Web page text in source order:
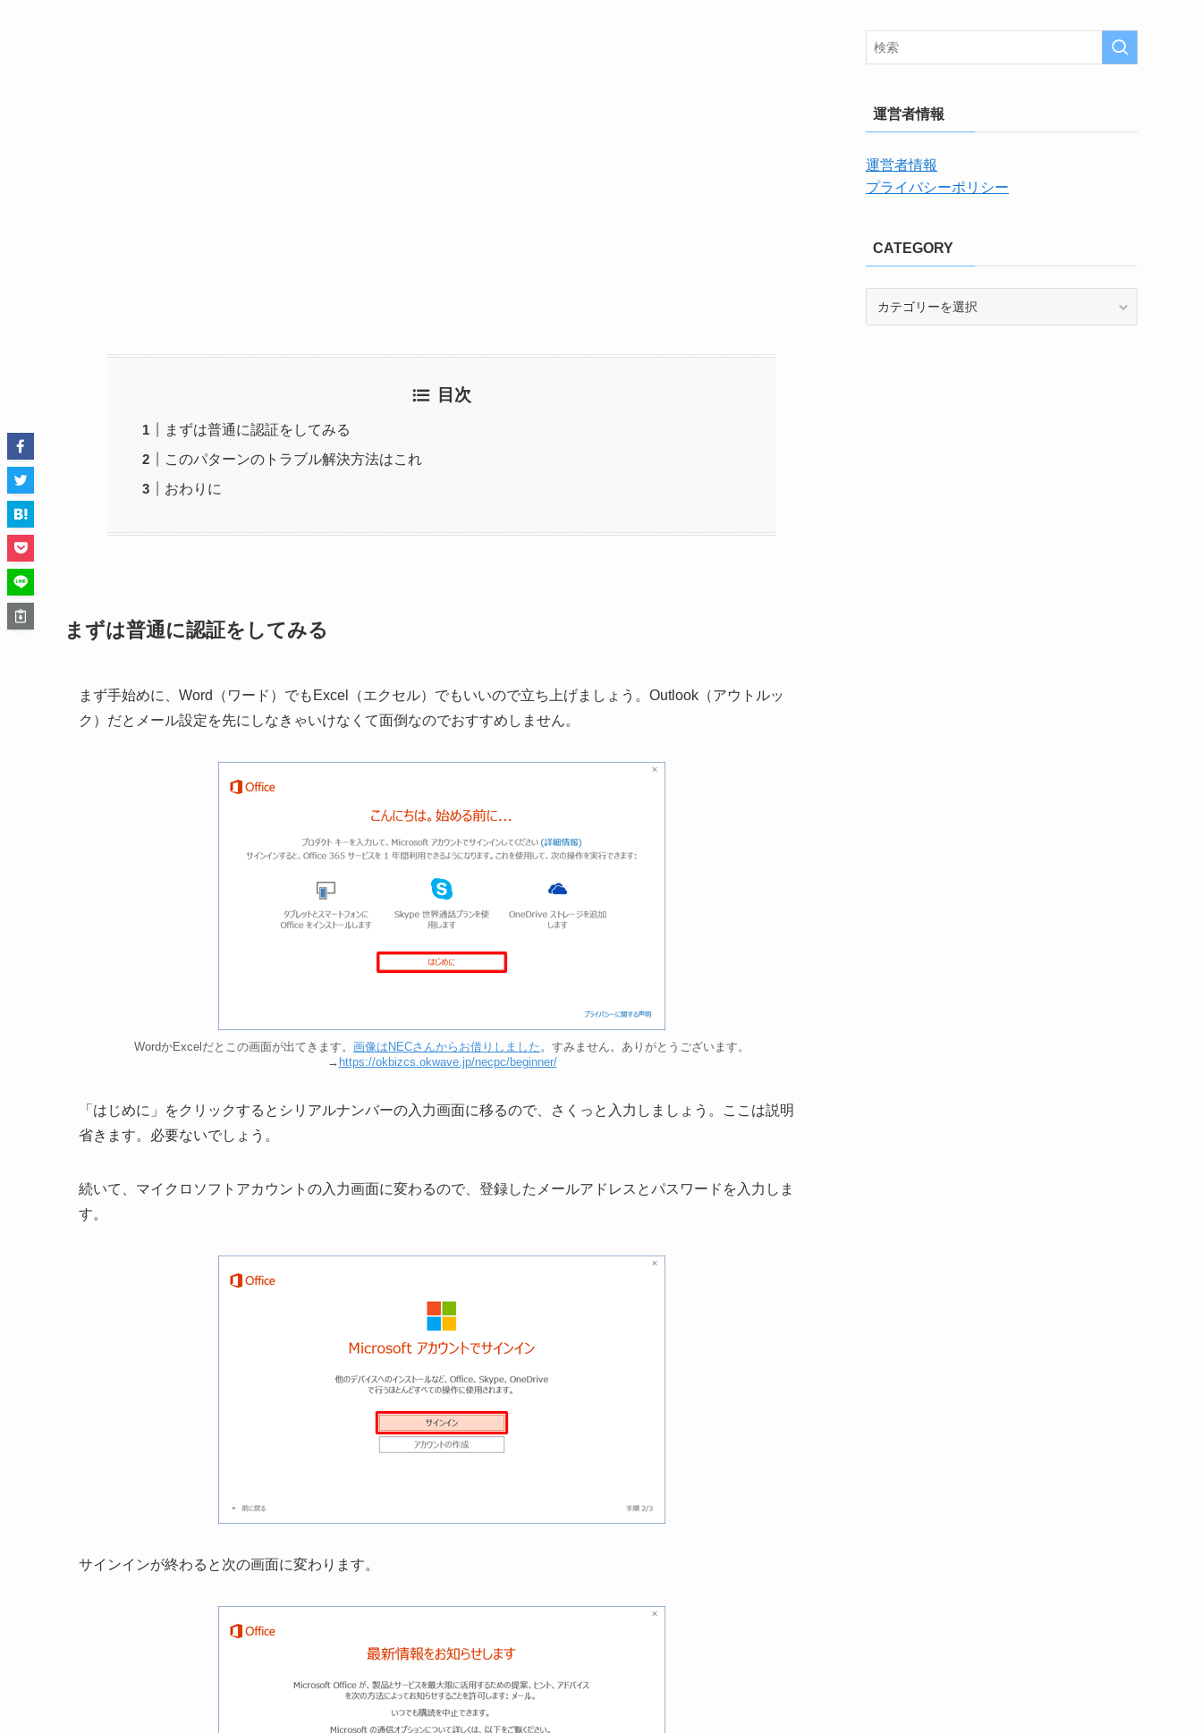
目次
まずは普通に認証をしてみる
このパターンのトラブル解決方法はこれ
おわりに
まずは普通に認証をしてみる
まず手始めに、Word（ワード）でもExcel（エクセル）でもいいので立ち上げましょう。Outlook（アウトルッ
ク）だとメール設定を先にしなきゃいけなくて面倒なのでおすすめしません。
WordかExcelだとこの画面が出てきます。 画像はNECさんからお借りしました 。すみません。ありがとうございます。
→ https://okbizcs.okwave.jp/necpc/beginner/
「はじめに」をクリックするとシリアルナンバーの入力画面に移るので、さくっと入力しましょう。ここは説明
省きます。必要ないでしょう。
続いて、マイクロソフトアカウントの入力画面に変わるので、登録したメールアドレスとパスワードを入力しま
す。
サインインが終わると次の画面に変わります。
運営者情報
運営者情報
プライバシーポリシー
CATEGORY